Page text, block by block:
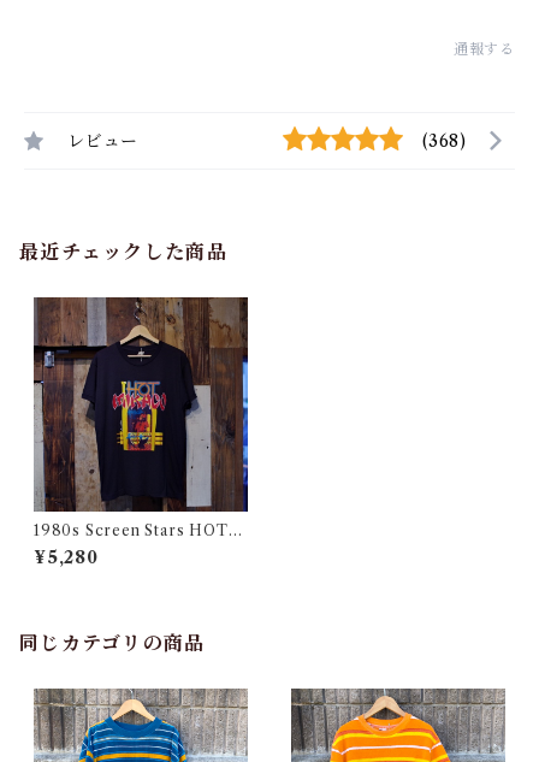
通報する
レビュー (368)
最近チェックした商品
1980s Screen Stars HOT
MIKADO T-Shirt / 80年代
スクリーン スターズ プリント
¥5,280
同じカテゴリの商品